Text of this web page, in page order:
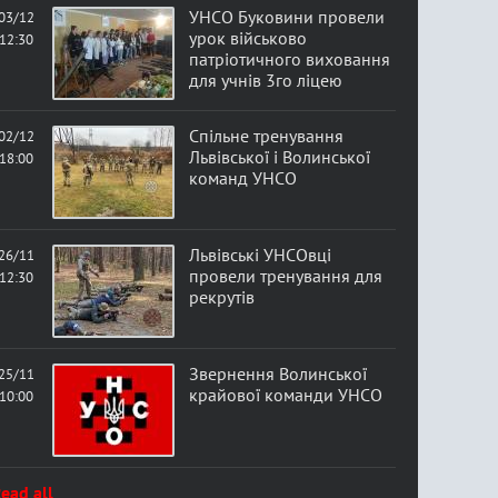
12
12:30
УНСО Буковини провели
урок військово
патріотичного виховання
для учнів 3го ліцею
12
18:00
Спільне тренування
Львівської і Волинської
команд УНСО
11
12:30
Львівські УНСОвці
провели тренування для
рекрутів
11
10:00
Звернення Волинської
крайової команди УНСО
all